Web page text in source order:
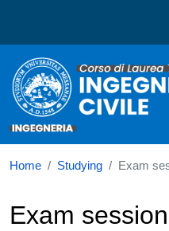
Corso di laurea
Home Studying Exam
Exam